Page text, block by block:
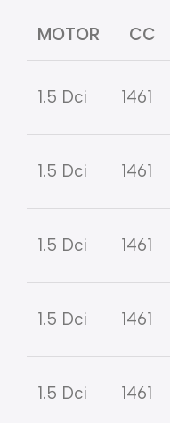
MOTOR CC
1.5 Dci 1461
1.5 Dci 1461
1.5 Dci 1461
1.5 Dci 1461
1.5 Dci 1461